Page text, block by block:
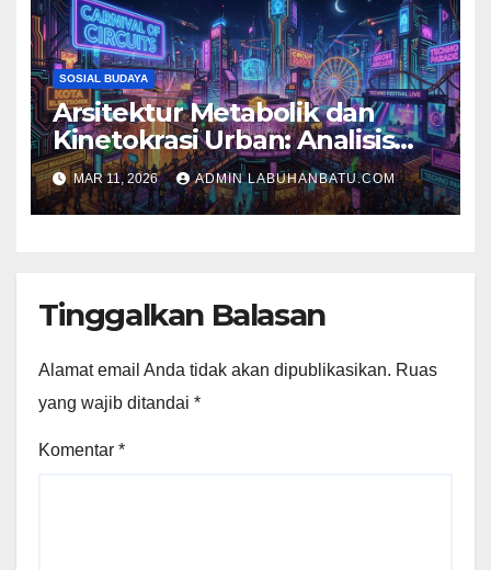
SOSIAL BUDAYA
Arsitektur Metabolik dan
Kinetokrasi Urban: Analisis
Komprehensif Kota Carnival
of Circuits
MAR 11, 2026 ADMIN LABUHANBATU.COM
Tinggalkan Balasan
Alamat email Anda tidak akan dipublikasikan. Ruas
yang wajib ditandai *
Komentar *